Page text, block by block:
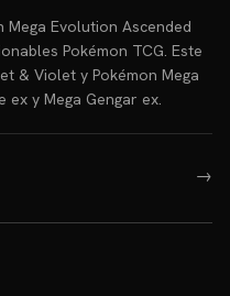
Mega Evolution Ascended
Pokémon TCG. Este
& Violet y Pokémon Mega
ex y Mega Gengar ex.
→